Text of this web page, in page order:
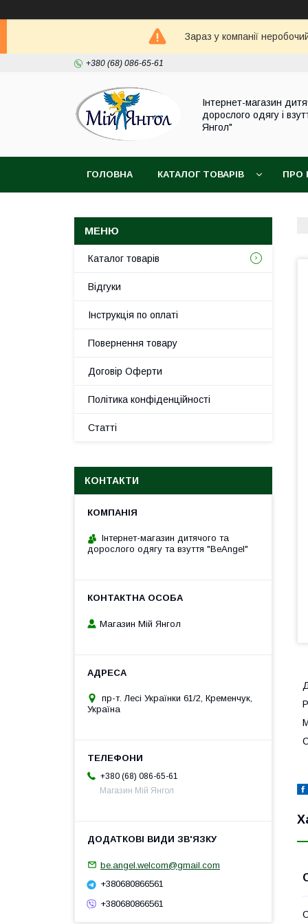
Зараз у компанії
+380 (68) 086-65-61
Інтернет-магазин
дорослого одягу і
Янгол"
ГОЛОВНА КАТАЛОГ ТОВАРІВ ПРО
Каталог товарів
Відгуки
Інструкція по оплаті
Повернення товару
Договір Оферти
Політика конфіденційності
Статті
КОНТАКТИ
Інтернет-магазин дитячого та
дорослого одягу та взуття "BeAngel"
Магазин Мій Янгол
пр-т. Лесі Українки 61/2, Кременчук,
Україна
+380 (68) 086-65-61
Магазин Мій Янгол
be.angel.welcom@gmail.com
+380680866561
+380680866561